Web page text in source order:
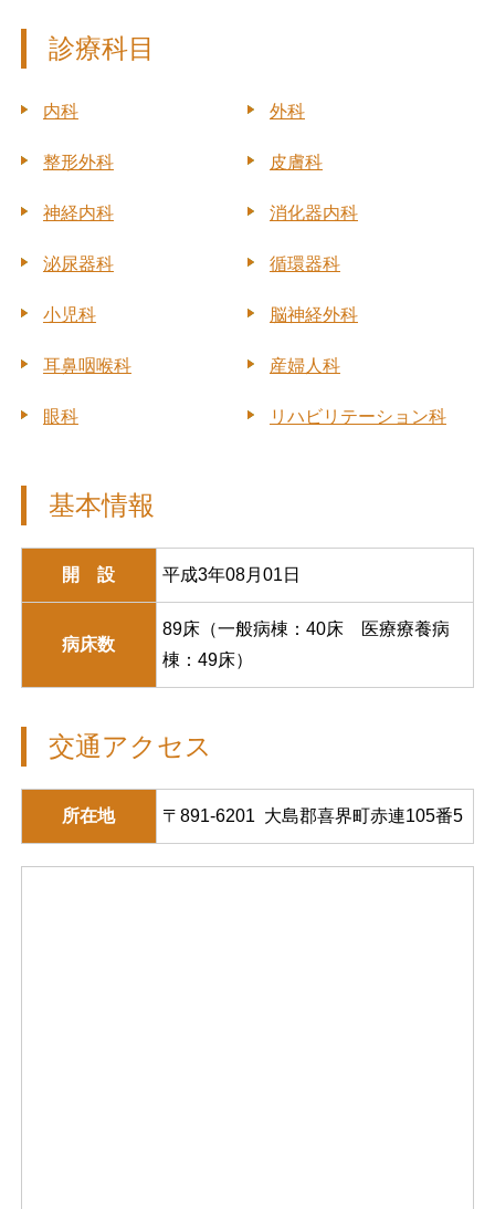
診療科目
内科 外科
整形外科 皮膚科
神経内科 消化器内科
泌尿器科 循環器科
小児科 脳神経外科
耳鼻咽喉科 産婦人科
眼科 リハビリテーション科
基本情報
開 設 平成3年08月01日
病床数
89床（一般病棟：40床 医療療養病
棟：49床）
交通アクセス
所在地 〒891-6201 大島郡喜界町赤連105番5